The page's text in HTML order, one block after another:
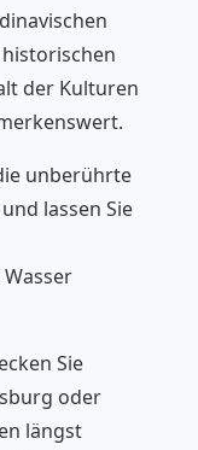
der Kulturen
unberührte
lassen Sie
Sie
oder
längst